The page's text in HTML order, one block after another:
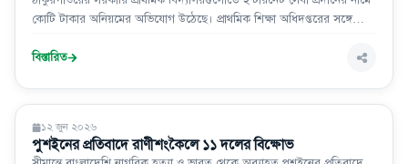
কোটি টাকার অনিয়মের অভিযোগ উঠেছে। প্রাথমিক শিক্ষা অধিদপ্তরের সঙ্গে
বিদ্যালয়ে প্রয়োজনীয় যন্ত্রপাতি (রাউটার/ডিভাইস) স্থাপন করলেও নিয়মিত
বিস্তারিত
সারা দেশ
১২ জুন ২০২৬
পুশইনের প্রতিবাদে রাণীশংকৈলে ১১ দলের বিক্ষোভ